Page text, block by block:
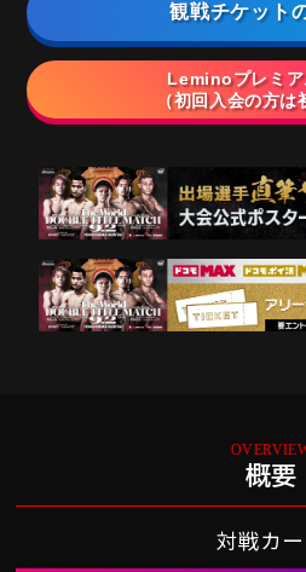
観戦チケット
Leminoプレミア
（初回入会の方は
概要
対戦カ